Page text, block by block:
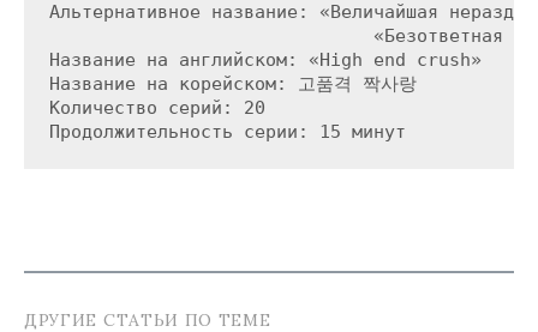
Альтернативное название: «Величайшая
«Безответная
Название на английском: «High end crush»
Название на корейском: 고품격 짝사랑
Количество серий: 20
ДРУГИЕ СТАТЬИ ПО ТЕМЕ